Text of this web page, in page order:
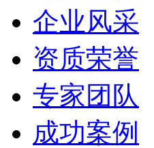
企业风采
资质荣誉
专家团队
成功案例